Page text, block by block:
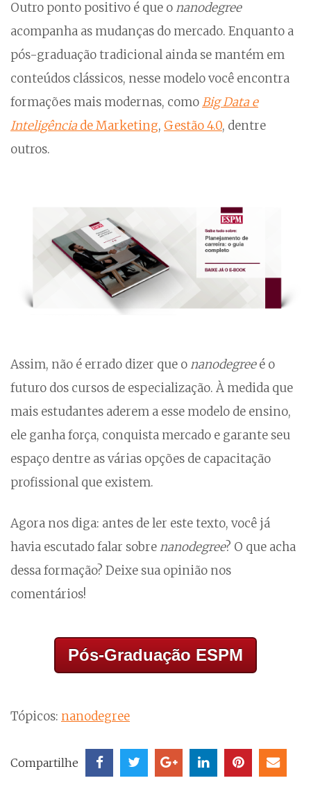
Outro ponto positivo é que onanodegree
acompanha as mudanças do mercado. Enquanto a
pós-graduação tradicional ainda se mantém em
conteúdos clássicos, nesse modelo você encontra
formações mais modernas, comoBig Data e
Inteligênciade Marketing, Gestão 4.0, dentre
outros.
Assim, não é errado dizer que onanodegreeé o
futuro dos cursos de especialização. À medida que
mais estudantes aderem a esse modelo de ensino,
ele ganha força, conquista mercado e garante seu
espaço dentre as várias opções de capacitação
profissional que existem.
Agora nos diga: antes de ler este texto, você já
havia escutado falar sobrenanodegree? O que acha
dessa formação? Deixe sua opinião nos
comentários!
Pós-Graduação ESPM
Tópicos: nanodegree
Compartilhe